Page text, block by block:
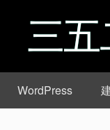
三五
WordPress